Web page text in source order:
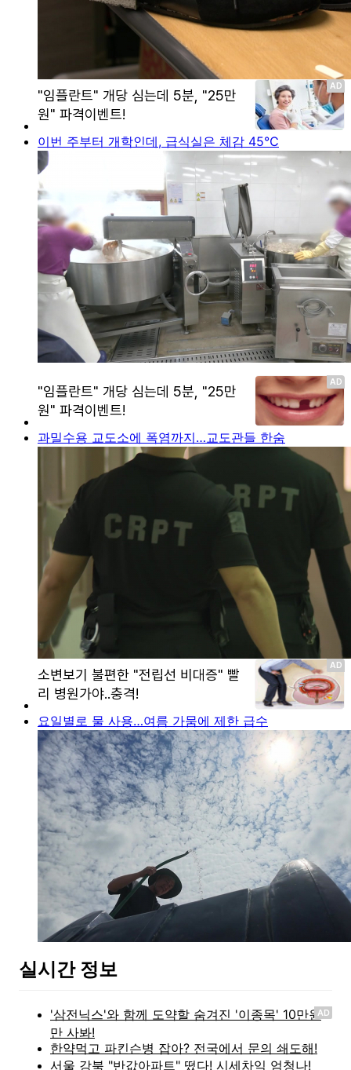
이번 주부터 개학인데, 급식실은 체감 45℃
과밀수용 교도소에 폭염까지…교도관들 한숨
요일별로 물 사용…여름 가뭄에 제한 급수
실시간 정보
AD